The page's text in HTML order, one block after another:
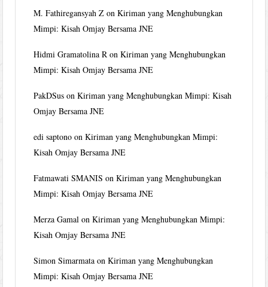
M. Fathiregansyah Z onKiriman yang Menghubungkan
Mimpi: Kisah Omjay Bersama JNE
Hidmi Gramatolina R onKiriman yang Menghubungkan
Mimpi: Kisah Omjay Bersama JNE
PakDSus onKiriman yang Menghubungkan Mimpi: Kisah
Omjay Bersama JNE
edi saptono onKiriman yang Menghubungkan Mimpi:
Kisah Omjay Bersama JNE
Fatmawati SMANIS onKiriman yang Menghubungkan
Mimpi: Kisah Omjay Bersama JNE
Merza Gamal onKiriman yang Menghubungkan Mimpi:
Kisah Omjay Bersama JNE
Simon Simarmata onKiriman yang Menghubungkan
Mimpi: Kisah Omjay Bersama JNE